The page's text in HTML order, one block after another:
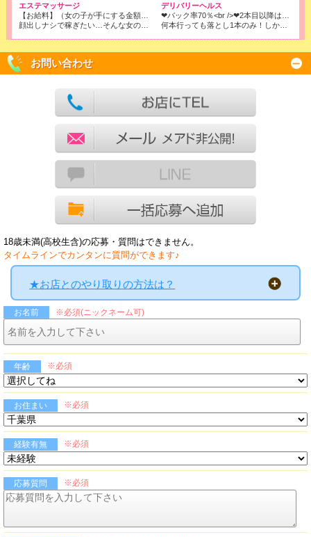
エステマッサージ
デリバリーヘルス
お問い合わせ
18歳未満(高校生含)の応募・質問はできません。
タイムラインでカンタンに質問ができます♪
★お店とのやり取りの方法は？
お名前 ※必須(ニックネーム可)
年齢 ※必須
お住まい ※必須
経験有無 ※必須
応募質問 ※必須